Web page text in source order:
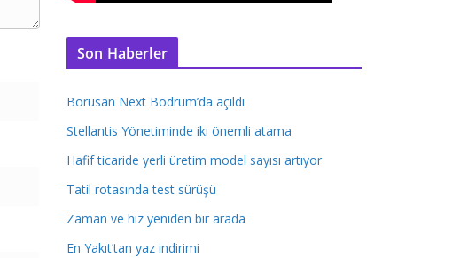
Son Haberler
Borusan Next Bodrum’da açıldı
Stellantis Yönetiminde iki önemli atama
Hafif ticaride yerli üretim model sayısı artıyor
Tatil rotasında test sürüşü
Zaman ve hız yeniden bir arada
En Yakıt’tan yaz indirimi